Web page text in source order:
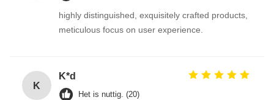
highly distinguished, exquisitely crafted products,
meticulous focus on user experience.
K
K*d
Het is nuttig. (20)